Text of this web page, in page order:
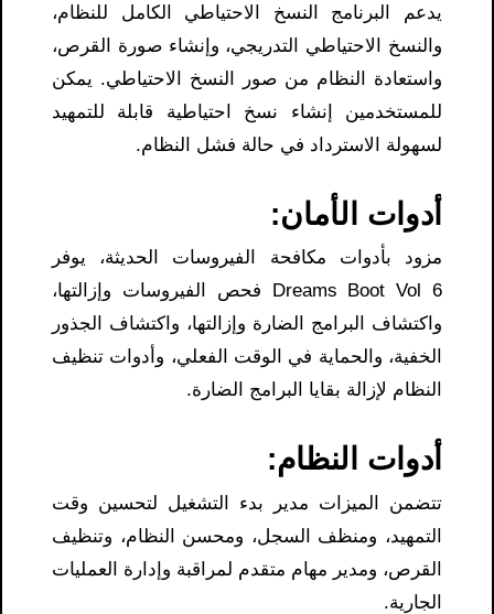
يدعم البرنامج النسخ الاحتياطي الكامل للنظام،
والنسخ الاحتياطي التدريجي، وإنشاء صورة القرص،
واستعادة النظام من صور النسخ الاحتياطي. يمكن
للمستخدمين إنشاء نسخ احتياطية قابلة للتمهيد
لسهولة الاسترداد في حالة فشل النظام.
أدوات الأمان:
مزود بأدوات مكافحة الفيروسات الحديثة، يوفر
Dreams Boot Vol 6 فحص الفيروسات وإزالتها،
واكتشاف البرامج الضارة وإزالتها، واكتشاف الجذور
الخفية، والحماية في الوقت الفعلي، وأدوات تنظيف
النظام لإزالة بقايا البرامج الضارة.
أدوات النظام:
تتضمن الميزات مدير بدء التشغيل لتحسين وقت
التمهيد، ومنظف السجل، ومحسن النظام، وتنظيف
القرص، ومدير مهام متقدم لمراقبة وإدارة العمليات
الجارية.